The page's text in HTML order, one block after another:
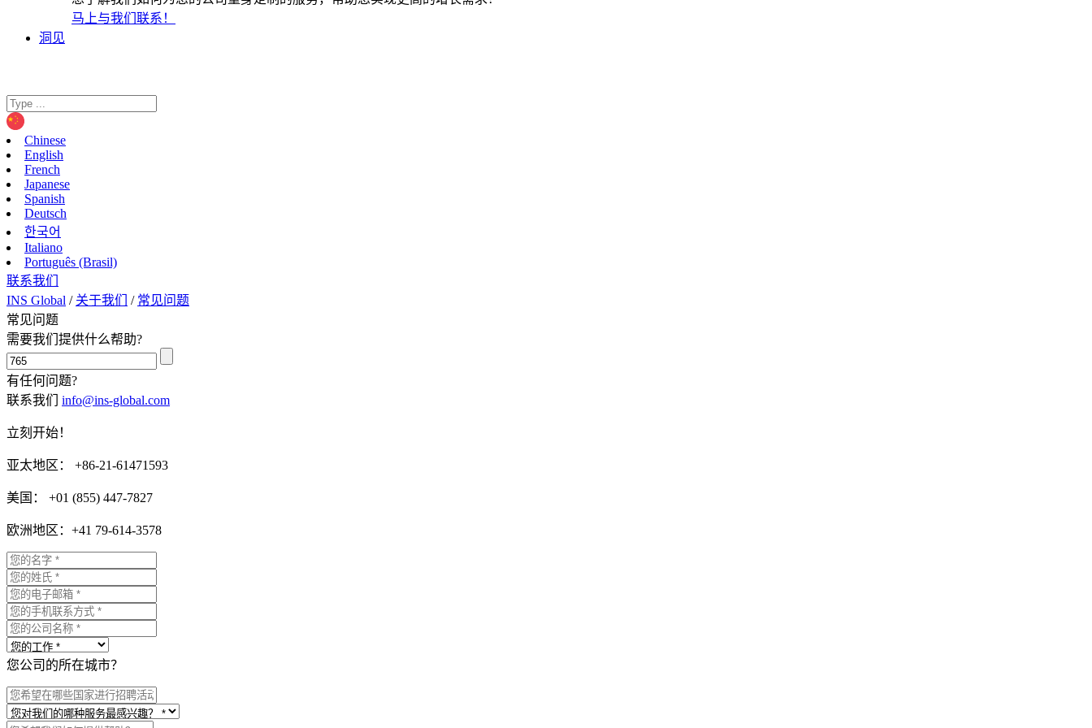
马上与我们联系！
洞见
Chinese
English
French
Japanese
Spanish
Deutsch
한국어
Italiano
Português (Brasil)
联系我们
INS Global / 关于我们 / 常见问题
常见问题
需要我们提供什么帮助?
有任何问题?
联系我们 info@ins-global.com
立刻开始！
亚太地区： +86-21-61471593
美国： +01 (855) 447-7827
欧洲地区：+41 79-614-3578
您公司的所在城市？